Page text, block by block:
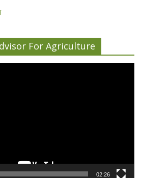
For Agriculture
02:26